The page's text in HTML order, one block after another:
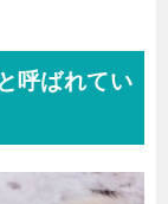
呼ばれてい